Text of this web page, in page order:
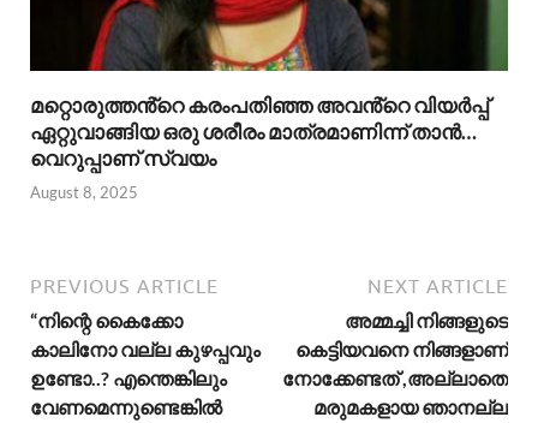
മറ്റൊരുത്തൻ്റെ കരംപതിഞ്ഞ അവൻ്റെ വിയർപ്പ്
ഏറ്റുവാങ്ങിയ ഒരു ശരീരം മാത്രമാണിന്ന് താൻ…
വെറുപ്പാണ് സ്വയം
August 8, 2025
PREVIOUS ARTICLE
“നിന്റെ കൈക്കോ
കാലിനോ വല്ല കുഴപ്പവും
ഉണ്ടോ..? എന്തെങ്കിലും
വേണമെന്നുണ്ടെങ്കിൽ
NEXT ARTICLE
അമ്മച്ചി നിങ്ങളുടെ
കെട്ടിയവനെ നിങ്ങളാണ്
നോക്കേണ്ടത് ,അല്ലാതെ
മരുമകളായ ഞാനല്ല